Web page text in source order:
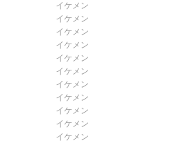
イケメン
イケメン
イケメン
イケメン
イケメン
イケメン
イケメン
イケメン
イケメン
イケメン
イケメン